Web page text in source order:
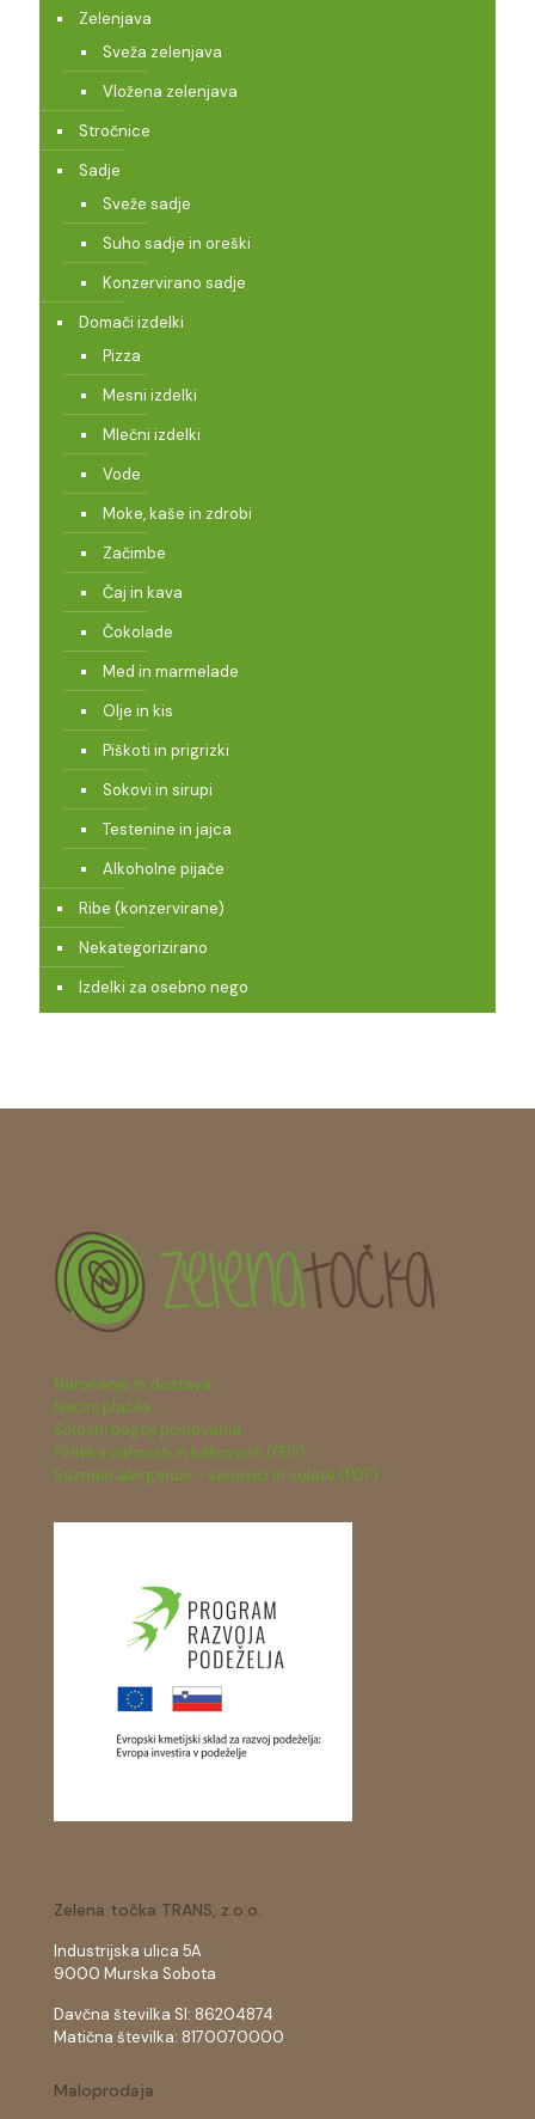
Zelenjava
Sveža zelenjava
Vložena zelenjava
Stročnice
Sadje
Sveže sadje
Suho sadje in oreški
Konzervirano sadje
Domači izdelki
Pizza
Mesni izdelki
Mlečni izdelki
Vode
Moke, kaše in zdrobi
Začimbe
Čaj in kava
Čokolade
Med in marmelade
Olje in kis
Piškoti in prigrizki
Sokovi in sirupi
Testenine in jajca
Alkoholne pijače
Ribe (konzervirane)
Nekategorizirano
Izdelki za osebno nego
Naročanje in dostava
Načini plačila
Splošni pogoji poslovanja
Politika varnosti in kakovosti (PDF)
Seznam alergenov - sendviči in solate (PDF)
Zelena točka TRANS, z.o.o.
Industrijska ulica 5A
9000 Murska Sobota
Davčna številka SI: 86204874
Matična številka: 8170070000
Maloprodaja